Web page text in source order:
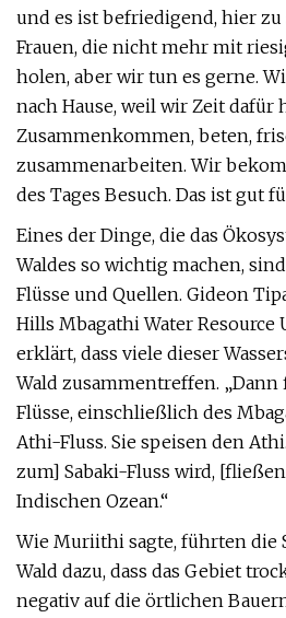
und es ist befriedigend, hier
Frauen, die nicht mehr mit
holen, aber wir tun es gerne.
nach Hause, weil wir Zeit dafür
Zusammenkommen, beten,
zusammenarbeiten. Wir
des Tages Besuch. Das ist gut
Eines der Dinge, die das
Waldes so wichtig machen,
Flüsse und Quellen. Gideon
Hills Mbagathi Water Resource
erklärt, dass viele dieser
Wald zusammentreffen.
Flüsse, einschließlich des
Athi-Fluss. Sie speisen den
zum] Sabaki-Fluss wird,
Indischen Ozean.“
Wie Muriithi sagte, führten die
Wald dazu, dass das Gebiet
negativ auf die örtlichen